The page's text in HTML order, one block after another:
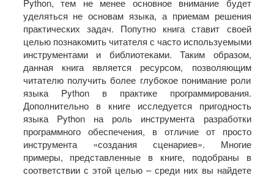
Python, тем не менее основное внимание будет
уделяться не основам языка, а приемам решения
практических задач. Попутно книга ставит своей
целью познакомить читателя с часто используемыми
инструментами и библиотеками. Таким образом,
данная книга является ресурсом, позволяющим
читателю получить более глубокое понимание роли
языка Python в практике программирования.
Дополнительно в книге исследуется пригодность
языка Python на роль инструмента разработки
программного обеспечения, в отличие от просто
инструмента «создания сценариев». Многие
примеры, представленные в книге, подобраны в
соответствии с этой целью – среди них вы найдете